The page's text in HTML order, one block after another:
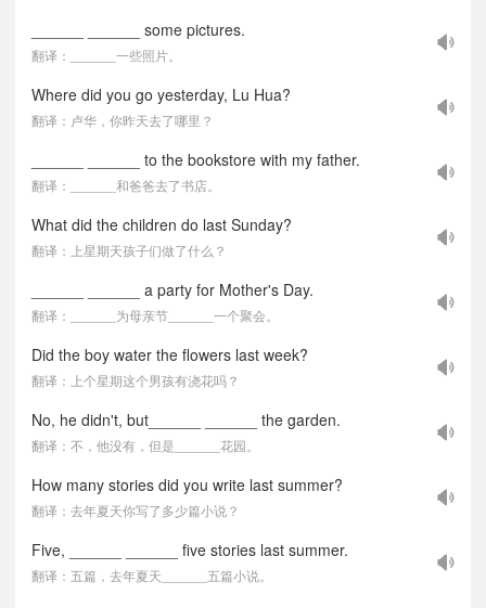
______ ______ some pictures.
翻译：______一些照片。
Where did you go yesterday, Lu Hua?
翻译：卢华，你昨天去了哪里？
______ ______ to the bookstore with my father.
翻译：______和爸爸去了书店。
What did the children do last Sunday?
翻译：上星期天孩子们做了什么？
______ ______ a party for Mother's Day.
翻译：______为母亲节______一个聚会。
Did the boy water the flowers last week?
翻译：上个星期这个男孩有浇花吗？
No, he didn't, but______ ______ the garden.
翻译：不，他没有，但是______花园。
How many stories did you write last summer?
翻译：去年夏天你写了多少篇小说？
Five, ______ ______ five stories last summer.
翻译：五篇，去年夏天______五篇小说。